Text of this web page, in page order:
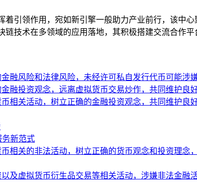
引领作用，宛如新引擎一般助力产业前行，该中
技术在多领域的应用落地，其积极搭建交流合作平
融风险和法律风险，未经许可私自发行代币可能涉
融投资观念，远离虚拟货币交易炒作，共同维护
相关活动，树立正确的金融投资观念，共同维护
务新范式
相关的非法活动，树立正确的货币观念和投资理
及虚拟货币衍生品交易等相关活动，涉嫌非法金